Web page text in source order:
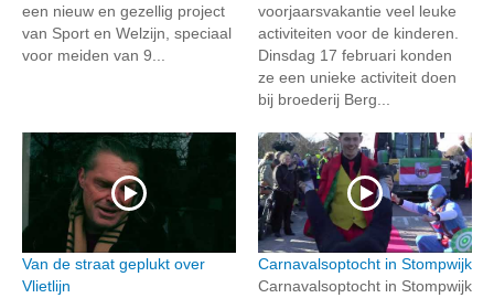
een nieuw en gezellig project
van Sport en Welzijn, speciaal
voor meiden van 9...
voorjaarsvakantie veel leuke
activiteiten voor de kinderen.
Dinsdag 17 februari konden
ze een unieke activiteit doen
bij broederij Berg...
Van de straat geplukt over
Vlietlijn
Carnavalsoptocht in Stompwijk
Carnavalsoptocht in Stompwijk